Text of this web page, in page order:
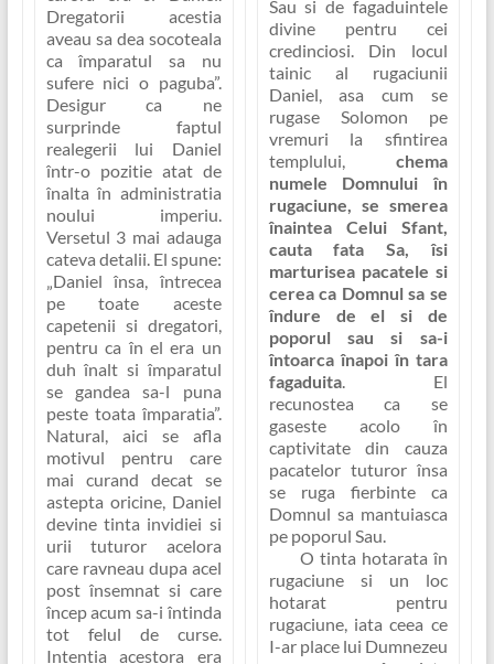
Dregatorii acestia
aveau sa dea socoteala
ca împaratul sa nu
sufere nici o paguba”.
Desigur ca ne
surprinde faptul
realegerii lui Daniel
într-o pozitie atat de
înalta în administratia
noului imperiu.
Versetul 3 mai adauga
cateva detalii. El spune:
„Daniel însa, întrecea
pe toate aceste
capetenii si dregatori,
pentru ca în el era un
duh înalt si împaratul
se gandea sa-l puna
peste toata împaratia”.
Natural, aici se afla
motivul pentru care
mai curand decat se
astepta oricine, Daniel
devine tinta invidiei si
urii tuturor acelora
care ravneau dupa acel
post însemnat si care
încep acum sa-i întinda
tot felul de curse.
Intentia acestora era
Sau si de fagaduintele
divine pentru cei
credinciosi. Din locul
tainic al rugaciunii
Daniel, asa cum se
rugase Solomon pe
vremuri la sfintirea
templului, chema
numele Domnului în
rugaciune, se smerea
înaintea Celui Sfant,
cauta fata Sa, îsi
marturisea pacatele si
cerea ca Domnul sa se
îndure de el si de
poporul sau si sa-i
întoarca înapoi în tara
fagaduita. El
recunostea ca se
gaseste acolo în
captivitate din cauza
pacatelor tuturor însa
se ruga fierbinte ca
Domnul sa mantuiasca
pe poporul Sau.
O tinta hotarata în
rugaciune si un loc
hotarat pentru
rugaciune, iata ceea ce
I-ar place lui Dumnezeu